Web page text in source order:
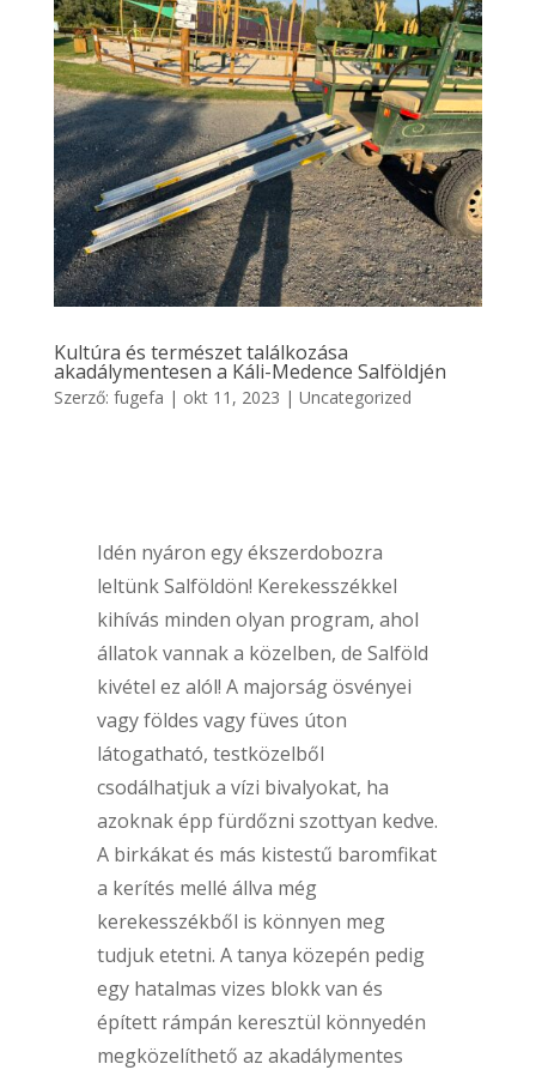
Kultúra és természet találkozása
akadálymentesen a Káli-Medence Salföldjén
Szerző: fugefa | okt 11, 2023 | Uncategorized
Idén nyáron egy ékszerdobozra
leltünk Salföldön! Kerekesszékkel
kihívás minden olyan program, ahol
állatok vannak a közelben, de Salföld
kivétel ez alól! A majorság ösvényei
vagy földes vagy füves úton
látogatható, testközelből
csodálhatjuk a vízi bivalyokat, ha
azoknak épp fürdőzni szottyan kedve.
A birkákat és más kistestű baromfikat
a kerítés mellé állva még
kerekesszékből is könnyen meg
tudjuk etetni. A tanya közepén pedig
egy hatalmas vizes blokk van és
épített rámpán keresztül könnyedén
megközelíthető az akadálymentes